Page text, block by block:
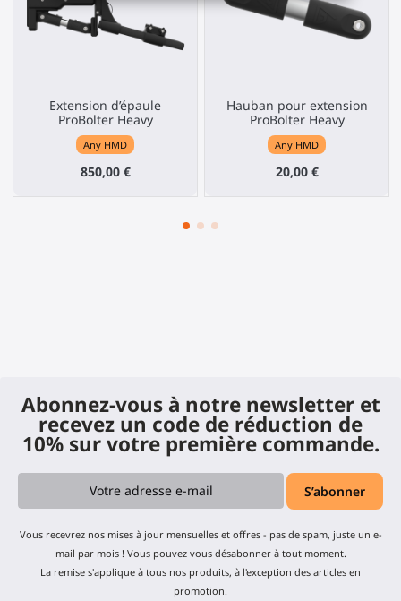
Extension d’épaule
ProBolter Heavy
Any HMD
850,00 €
Hauban pour extension
ProBolter Heavy
Any HMD
20,00 €
Abonnez-vous à notre newsletter et
recevez un code de réduction de
10% sur votre première commande.
Vous recevrez nos mises à jour mensuelles et offres - pas de spam, juste un e-
mail par mois ! Vous pouvez vous désabonner à tout moment.
La remise s'applique à tous nos produits, à l'exception des articles en
promotion.